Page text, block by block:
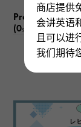
商店提供
会讲英语
且可以进
我们期待
Product reviews
(0subject)